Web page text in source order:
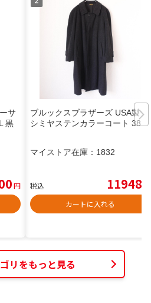
サ
黒
円
ブルックスブラザーズ USA製 カ
シミヤステンカラーコート 38
マイストア在庫： 1832
税込 11948
カートに入れる
リをもっと見る